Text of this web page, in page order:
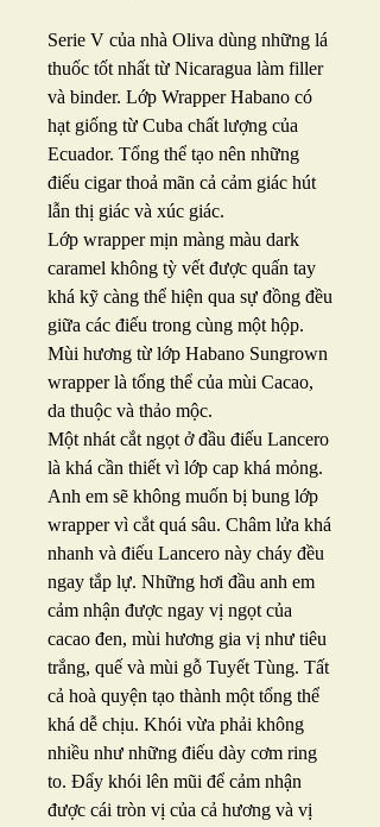
Serie V của nhà Oliva dùng những lá
thuốc tốt nhất từ Nicaragua làm filler
và binder. Lớp Wrapper Habano có
hạt giống từ Cuba chất lượng của
Ecuador. Tổng thể tạo nên những
điếu cigar thoả mãn cả cảm giác hút
lẫn thị giác và xúc giác.
Lớp wrapper mịn màng màu dark
caramel không tỳ vết được quấn tay
khá kỹ càng thể hiện qua sự đồng đều
giữa các điếu trong cùng một hộp.
Mùi hương từ lớp Habano Sungrown
wrapper là tổng thể của mùi Cacao,
da thuộc và thảo mộc.
Một nhát cắt ngọt ở đầu điếu Lancero
là khá cần thiết vì lớp cap khá mỏng.
Anh em sẽ không muốn bị bung lớp
wrapper vì cắt quá sâu. Châm lửa khá
nhanh và điếu Lancero này cháy đều
ngay tắp lự. Những hơi đầu anh em
cảm nhận được ngay vị ngọt của
cacao đen, mùi hương gia vị như tiêu
trắng, quế và mùi gỗ Tuyết Tùng. Tất
cả hoà quyện tạo thành một tổng thể
khá dễ chịu. Khói vừa phải không
nhiều như những điếu dày cơm ring
to. Đẩy khói lên mũi để cảm nhận
được cái tròn vị của cả hương và vị